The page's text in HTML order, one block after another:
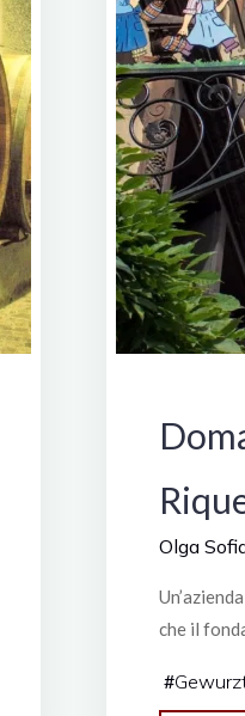
Olga
che il
#